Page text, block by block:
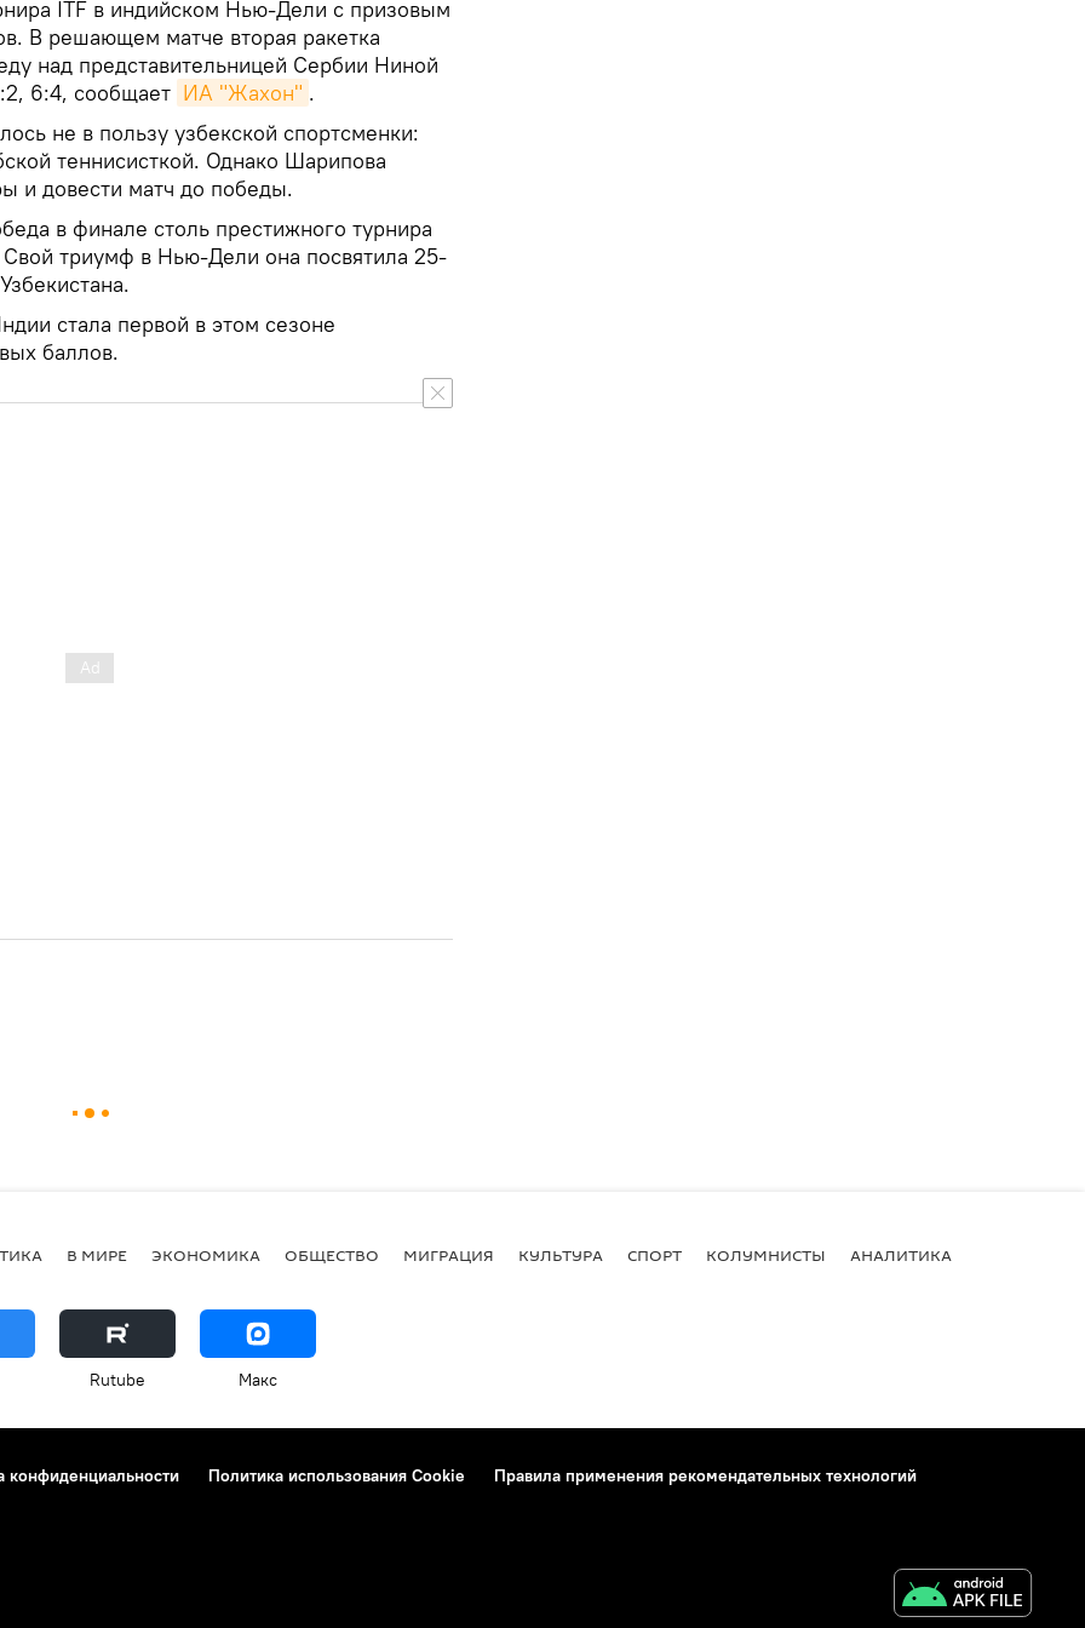
ITF в индийском Нью-Дели с призовым
В решающем матче вторая ракетка
над представительницей Сербии Ниной
6:4, сообщает ИА "Жахон" .
не в пользу узбекской спортсменки:
теннисисткой. Однако Шарипова
и довести матч до победы.
в финале столь престижного турнира
триумф в Нью-Дели она посвятила 25-
стала первой в этом сезоне
баллов.
В МИРЕ ЭКОНОМИКА ОБЩЕСТВО МИГРАЦИЯ КУЛЬТУРА СПОРТ КОЛУМНИСТЫ АНАЛИТИКА
Rutube Макс
конфиденциальности Политика использования Cookie
Правила применения рекомендательных технологий